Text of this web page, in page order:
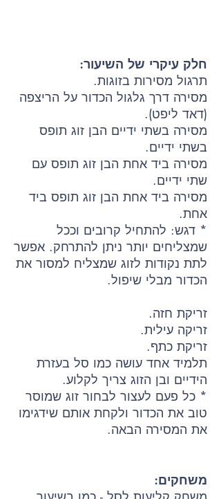
חלק עיקרי של השיעור:
תרגול מסירות בזוגות.
מסירה דרך גלגול הכדור על הריצפה
(דאד ליפט).
מסירה בשתי ידיים הבן זוג תופס
בשתי ידיים.
מסירה ביד אחת הבן זוג תופס עם
שתי ידיים.
מסירה ביד אחת הבן זוג תופס ביד
אחת.
* דגש: להתחיל קרובים וככל
שמצליחים יותר ניתן להתרחק. אפשר
לתת נקודות לזוג שמצליח למסור את
הכדור מבלי שיפול.
זריקת חזה.
זריקה עילית.
זריקת כתף.
תלמיד אחד עושה כמו סל בעזרת
הידיים ובן הזוג צריך לקלוע.
* כל פעם לעצור לבחור זוג שמוסר
טוב את הכדור ולקחת אותם שידגימו
את המסירה הבאה.
משחקים: